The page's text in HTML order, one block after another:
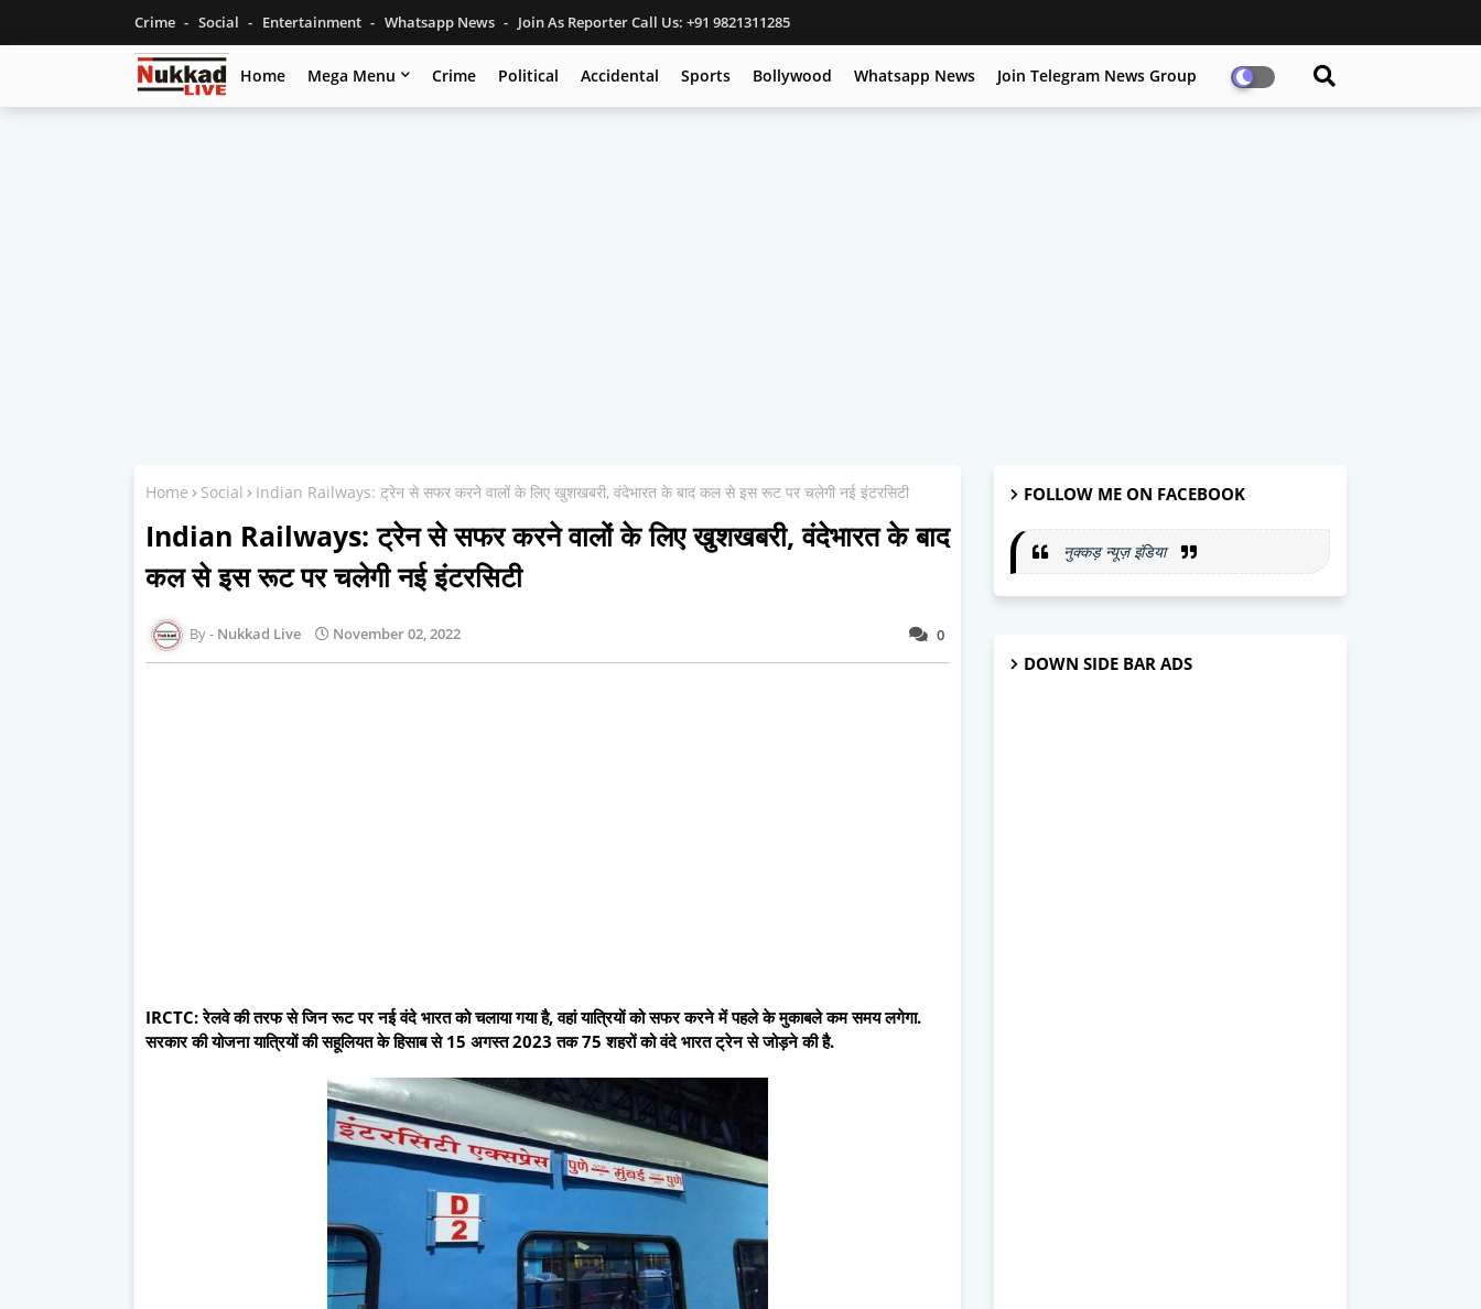
Crime Social Entertainment Whatsapp News Join As Reporter Call Us: +91 9821311285
Home Mega Menu Crime Political Accidental Sports Bollywood Whatsapp News Join Telegram News Group
Home Social Indian Railways: ट्रेन से सफर करने वालों के ल‍िए खुशखबरी, वंदेभारत के बाद कल से इस रूट पर चलेगी नई इंटरस‍िटी
Indian Railways: ट्रेन से सफर करने वालों के ल‍िए खुशखबरी, वंदेभारत के बाद
कल से इस रूट पर चलेगी नई इंटरस‍िटी
0
Nukkad Live November 02, 2022
IRCTC: रेलवे की तरफ से ज‍िन रूट पर नई वंदे भारत को चलाया गया है, वहां यात्र‍ियों को सफर करने में पहले के मुकाबले कम समय लगेगा.
सरकार की योजना यात्र‍ियों की सहूल‍ियत के ह‍िसाब से 15 अगस्‍त 2023 तक 75 शहरों को वंदे भारत ट्रेन से जोड़ने की है.
FOLLOW ME ON FACEBOOK
नुक्कड़ न्यूज़ इंडिया
DOWN SIDE BAR ADS